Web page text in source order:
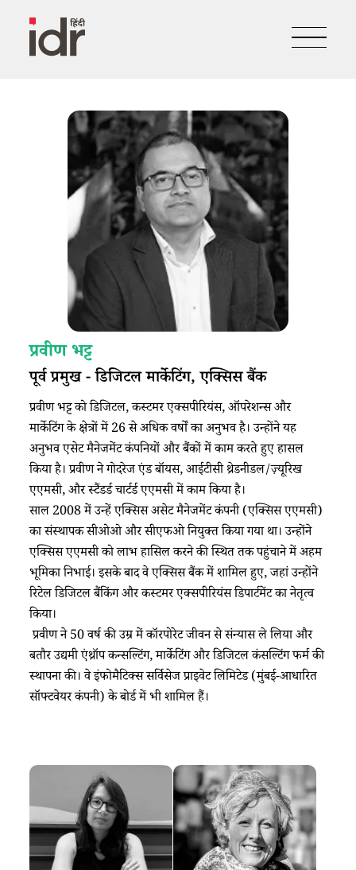
प्रवीण भट्ट
पूर्व प्रमुख - डिजिटल मार्केटिंग, एक्सिस बैंक
प्रवीण भट्ट को डिजिटल, कस्टमर एक्सपीरियंस, ऑपरेशन्स और
मार्केटिंग के क्षेत्रों में 26 से अधिक वर्षों का अनुभव है। उन्होंने यह
अनुभव एसेट मैनेजमेंट कंपनियों और बैंकों में काम करते हुए हासल
किया है। प्रवीण ने गोदरेज एंड बॉयस, आईटीसी थ्रेडनीडल/ज़्यूरिख
एएमसी, और स्टैंडर्ड चार्टर्ड एएमसी में काम किया है।
साल 2008 में उन्हें एक्सिस असेट मैनेजमेंट कंपनी (एक्सिस एएमसी)
का संस्थापक सीओओ और सीएफओ नियुक्त किया गया था। उन्होंने
एक्सिस एएमसी को लाभ हासिल करने की स्थित तक पहुंचाने में अहम
भूमिका निभाई। इसके बाद वे एक्सिस बैंक में शामिल हुए, जहां उन्होंने
रिटेल डिजिटल बैंकिंग और कस्टमर एक्सपीरियंस डिपार्टमेंट का नेतृत्व
किया।
प्रवीण ने 50 वर्ष की उम्र में कॉरपोरेट जीवन से संन्यास ले लिया और
बतौर उद्यमी एंथ्रॉप कन्सल्टिंग, मार्केटिंग और डिजिटल कंसल्टिंग फर्म की
स्थापना की। वे इंफोमैटिक्स सर्विसेज प्राइवेट लिमिटेड (मुंबई-आधारित
सॉफ्टवेयर कंपनी) के बोर्ड में भी शामिल हैं।